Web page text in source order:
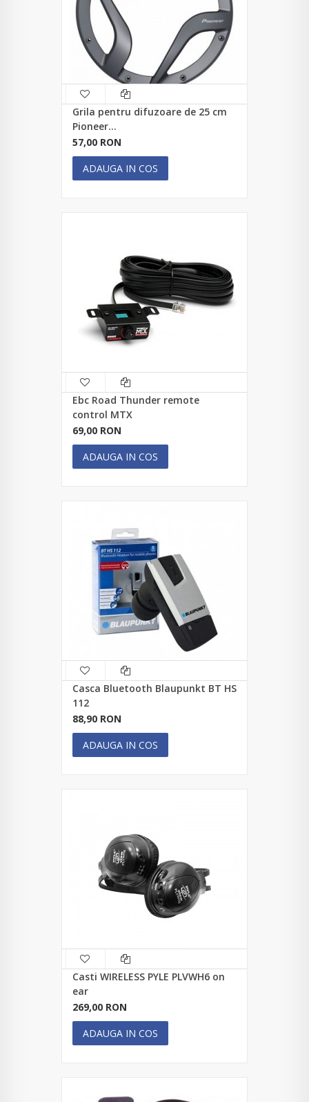
Grila pentru difuzoare de 25 cm
Pioneer...
57,00 RON
ADAUGA IN COS
Ebc Road Thunder remote
control MTX
69,00 RON
ADAUGA IN COS
Casca Bluetooth Blaupunkt BT HS
112
88,90 RON
ADAUGA IN COS
Casti WIRELESS PYLE PLVWH6 on
ear
269,00 RON
ADAUGA IN COS